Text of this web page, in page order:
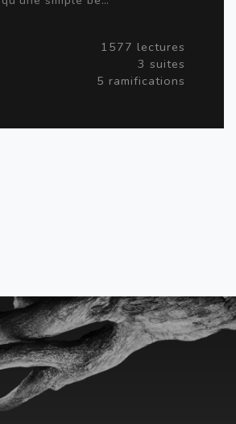
1577 lectures
3 suites
5 ramifications